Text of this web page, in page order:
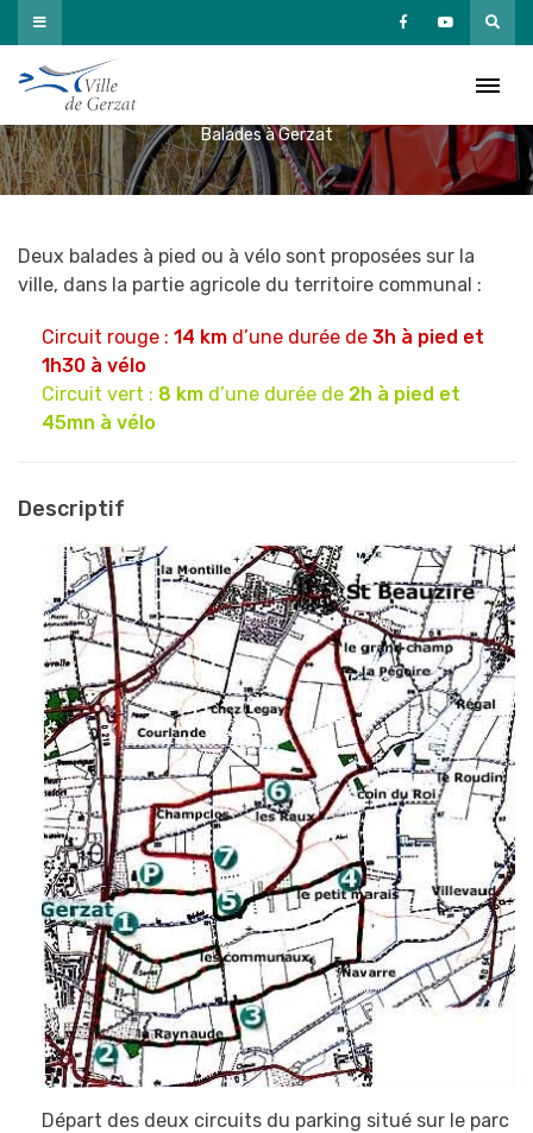
Passer
au
contenu
Accueil»Découvrir Gerzat
Balades à Gerzat
Deux balades à pied ou à vélo sont proposées sur la
ville, dans la partie agricole du territoire communal :
Circuit rouge : 14 km d’une durée de 3h à pied et
1h30 à vélo
Circuit vert : 8 km d’une durée de 2h à pied et
45mn à vélo
Descriptif
Départ des deux circuits du parking situé sur le parc